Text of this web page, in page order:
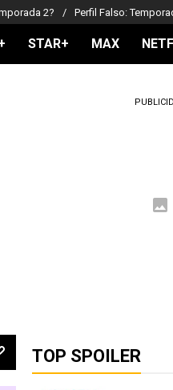
2? Perfil Falso:
STAR+ MAX
TOP SPOILER